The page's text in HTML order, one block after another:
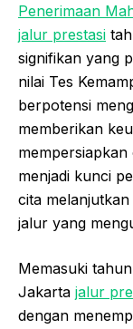
Penerimaan
jalur prestasi
signifikan yang
nilai Tes
berpotensi
memberikan
menjadi kunci
cita melanjutkan
jalur yang
Memasuki
Jakarta jalur
dengan